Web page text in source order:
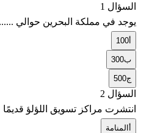
السؤال 1
يوجد في مملكة البحرين حوالي
أ100
ب300
ج500
السؤال 2
انتشرت مراكز تسويق اللؤلؤ
أ المنامة